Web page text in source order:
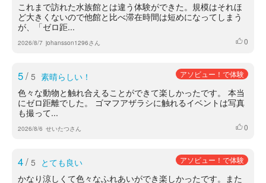
これまで訪れた水族館とは違う体験ができた。規模はそれほ
ど大きくないので他館と比べ滞在時間は短めになってしまう
が、「ゼロ距...
2026/8/7 johansson1296さん いいね
0
5/ 5 素晴らしい！ アソビュー！で体験
色々な動物と触れ合えることができて楽しかったです。 本当
にゼロ距離でした。 ゴマフアザラシに触れるイベントは写真
も撮って...
2026/8/6 せいたつさん いいね
0
4/ 5 とても良い アソビュー！で体験
かなり涼しくて色々なふれあいができ楽しかったです。また